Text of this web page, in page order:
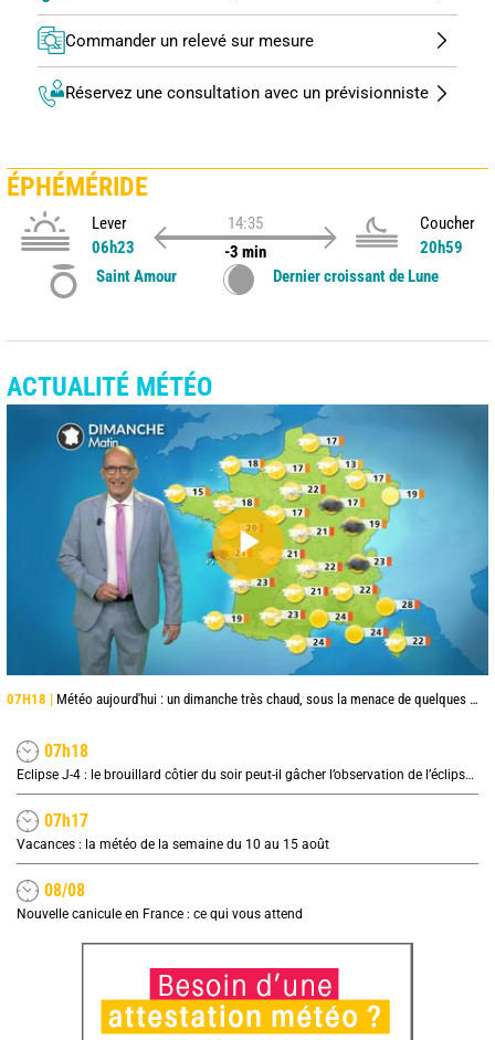
Commander un relevé sur mesure
Réservez une consultation avec un prévisionniste
ÉPHÉMÉRIDE
Lever
06h23
14:35
-3 min
Coucher
20h59
Saint Amour
Dernier croissant de Lune
ACTUALITÉ MÉTÉO
07H18 | Météo aujourd'hui : un dimanche très chaud, sous la menace de quelques orages
07h18
Eclipse J-4 : le brouillard côtier du soir peut-il gâcher l’observation de l’éclipse à la plage ?
07h17
Vacances : la météo de la semaine du 10 au 15 août
08/08
Nouvelle canicule en France : ce qui vous attend